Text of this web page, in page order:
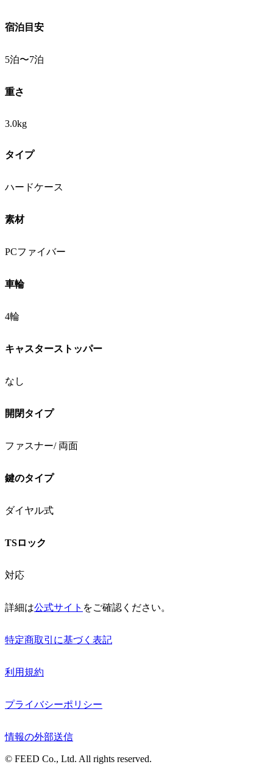
宿泊目安
5泊〜7泊
重さ
3.0kg
タイプ
ハードケース
素材
PCファイバー
車輪
4輪
キャスターストッパー
なし
開閉タイプ
ファスナー/ 両面
鍵のタイプ
ダイヤル式
TSロック
対応
詳細は公式サイト をご確認ください。
特定商取引に基づく表記
利用規約
プライバシーポリシー
情報の外部送信
© FEED Co., Ltd. All rights reserved.